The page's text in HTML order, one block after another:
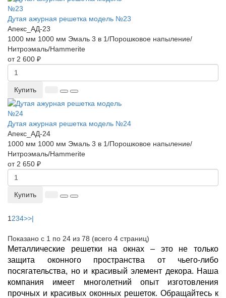
Дутая ажурная решетка модель №23
Апекс_АД-23
1000 мм 1000 мм Эмаль 3 в 1/Порошковое напыление/
Нитроэмаль/Hammerite
от 2 600 ₽
Купить
Дутая ажурная решетка модель №24
Апекс_АД-24
1000 мм 1000 мм Эмаль 3 в 1/Порошковое напыление/
Нитроэмаль/Hammerite
от 2 650 ₽
Купить
1 234>>|
Показано с 1 по 24 из 78 (всего 4 страниц)
Металлические решетки на окнах – это не только
защита оконного пространства от чьего-либо
посягательства, но и красивый элемент декора. Наша
компания имеет многолетний опыт изготовления
прочных и красивых оконных решеток. Обращайтесь к